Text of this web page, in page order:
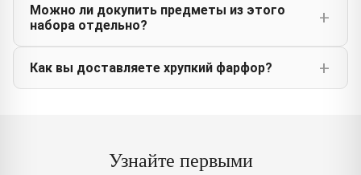
Можно ли докупить предметы из этого
набора отдельно?
Как вы доставляете хрупкий фарфор?
Узнайте первыми